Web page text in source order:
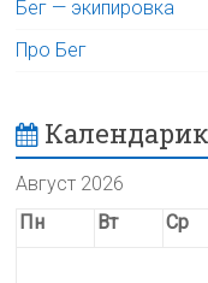
Бег — экипировка
Про Бег
Календарик
Август 2026
Пн
Вт Ср